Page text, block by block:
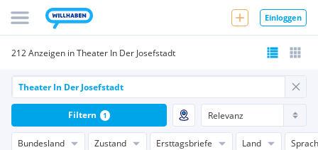
Einloggen
212 Anzeigen in Theater In Der Josefstadt
Bundesland Zustand Ersttagsbriefe Land
Filtern 1